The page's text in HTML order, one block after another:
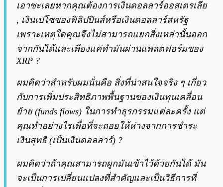
เอาซะเลยหากคุณต้องการเงินดอลลาร์ออสเตรเลีย
, เงินเปโซของฟิลิปปินส์หรือเงินดอลลาร์สหรัฐ
เพราะเหตุใดคุณจึงไม่สามารถแยกสิ่งเหล่านั้นออก
จากกันได้และเพียงแค่ทำมันผ่านแพลตฟอร์มของ
XRP ?
ผมคิดว่าสำหรับผมนั่นคือ สิ่งที่น่าสนใจจริง ๆ เกี่ยว
กับการเพิ่มประสิทธิภาพพื้นฐานของเงินทุนเคลื่อน
ย้าย (funds flows) ในการทำธุรกรรมแต่ละครั้ง แต่
คุณทำอย่างไรเพื่อที่จะถอยให้ห่างจากการชำระ
เงินสุทธิ (เป็นเงินดอลลาร์) ?
ผมคิดว่าถ้าคุณสามารถผูกมันเข้าไว้ด้วยกันได้ มัน
จะเป็นการเปลี่ยนแปลงที่สำคัญและเป็นวิธีการที่